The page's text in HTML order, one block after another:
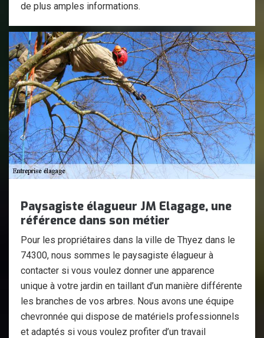
de plus amples informations.
Paysagiste élagueur JM Elagage, une
référence dans son métier
Pour les propriétaires dans la ville de Thyez dans le
74300, nous sommes le paysagiste élagueur à
contacter si vous voulez donner une apparence
unique à votre jardin en taillant d’un manière différente
les branches de vos arbres. Nous avons une équipe
chevronnée qui dispose de matériels professionnels
et adaptés si vous voulez profiter d’un travail